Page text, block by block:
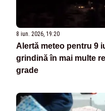
8 iun. 2026, 19:20
Alertă meteo pentru 9
grindină în mai multe
grade